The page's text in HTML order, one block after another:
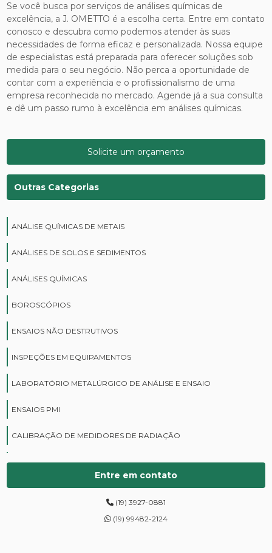
Se você busca por serviços de análises químicas de
excelência, a J. OMETTO é a escolha certa. Entre em contato
conosco e descubra como podemos atender às suas
necessidades de forma eficaz e personalizada. Nossa equipe
de especialistas está preparada para oferecer soluções sob
medida para o seu negócio. Não perca a oportunidade de
contar com a experiência e o profissionalismo de uma
empresa reconhecida no mercado. Agende já a sua consulta
e dê um passo rumo à excelência em análises químicas.
Solicite um orçamento
Outras Categorias
ANÁLISE QUÍMICAS DE METAIS
ANÁLISES DE SOLOS E SEDIMENTOS
ANÁLISES QUÍMICAS
BOROSCÓPIOS
ENSAIOS NÃO DESTRUTIVOS
INSPEÇÕES EM EQUIPAMENTOS
LABORATÓRIO METALÚRGICO DE ANÁLISE E ENSAIO
ENSAIOS PMI
CALIBRAÇÃO DE MEDIDORES DE RADIAÇÃO
CURSOS DE PROTEÇÃO RADIOLÓGICA
DIGITALIZAÇÃO DE FILMES RADIOGRÁFICOS
ENSAIOS DE DUREZA DE CAMPO
Entre em contato
(19) 3927-0881
(19) 99482-2124